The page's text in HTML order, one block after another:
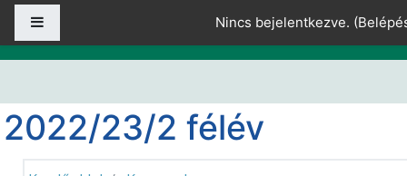
Tovább a fő tartalomhoz
Nincs bejelentkezve. (
2022/23/2 félév